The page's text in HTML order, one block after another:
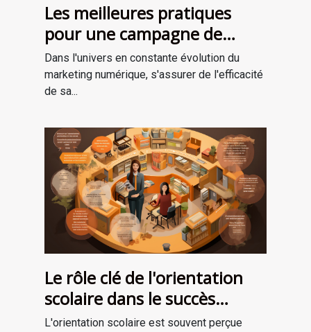
Les meilleures pratiques
pour une campagne de
marketing numérique
réussie
Dans l'univers en constante évolution du
marketing numérique, s'assurer de l'efficacité
de sa...
Le rôle clé de l'orientation
scolaire dans le succès
professionnel
L'orientation scolaire est souvent perçue